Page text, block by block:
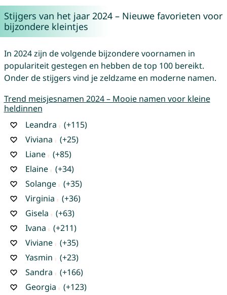
Stijgers van het jaar 2024 – Nieuwe favorieten voor
bijzondere kleintjes
In 2024 zijn de volgende bijzondere voornamen in
populariteit gestegen en hebben de top 100 bereikt.
Onder de stijgers vind je zeldzame en moderne namen.
Trend meisjesnamen 2024 – Mooie namen voor kleine
heldinnen
Leandra
(+115)
Viviana
(+25)
Liane
(+85)
Elaine
(+34)
Solange
(+35)
Virginia
(+36)
Gisela
(+63)
Ivana
(+211)
Viviane
(+35)
Yasmin
(+23)
Sandra
(+166)
Georgia
(+123)